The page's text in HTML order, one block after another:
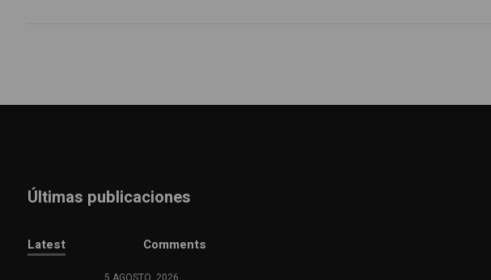
Últimas publicaciones
Latest Comments